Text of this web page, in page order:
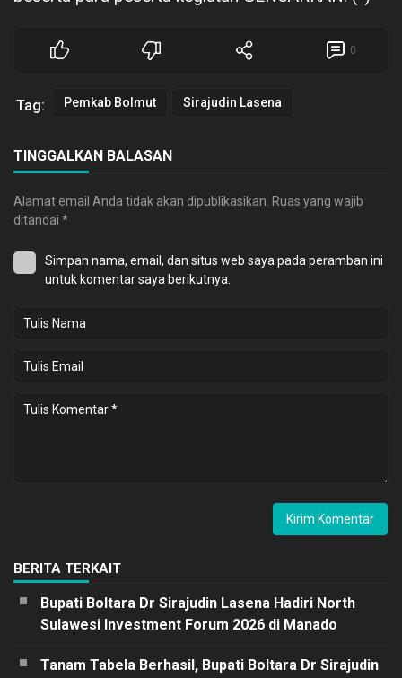
0
Tag: Pemkab Bolmut Sirajudin Lasena
TINGGALKAN BALASAN
Alamat email Anda tidak akan dipublikasikan. Ruas yang wajib
ditandai *
Simpan nama, email, dan situs web saya pada peramban ini
untuk komentar saya berikutnya.
BERITA TERKAIT
Bupati Boltara Dr Sirajudin Lasena Hadiri North
Sulawesi Investment Forum 2026 di Manado
Tanam Tabela Berhasil, Bupati Boltara Dr Sirajudin